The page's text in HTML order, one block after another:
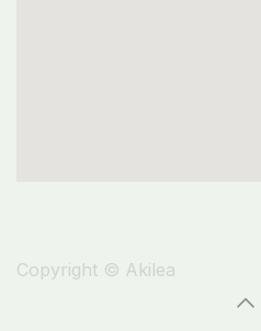
Copyright © Akilea